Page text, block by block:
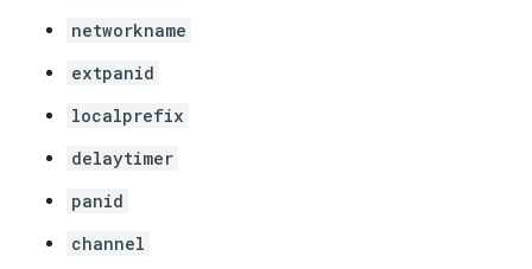
networkname
extpanid
localprefix
delaytimer
panid
channel